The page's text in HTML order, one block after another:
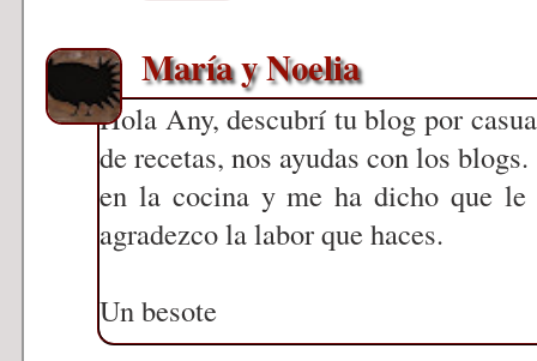
María y Noelia
Hola Any, descubrí tu blog por
de recetas, nos ayudas con los
en la cocina y me ha dicho que le
agradezco la labor que haces.
Un besote